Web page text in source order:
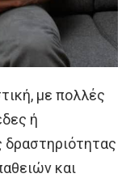
με πολλές
ή
και